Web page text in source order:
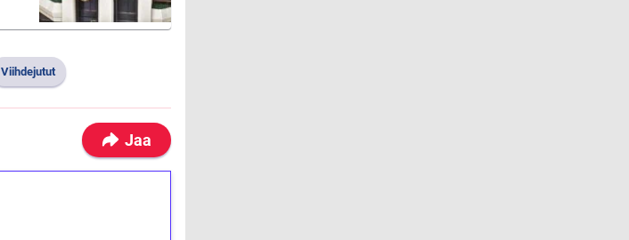
Viihdejutut
Jaa